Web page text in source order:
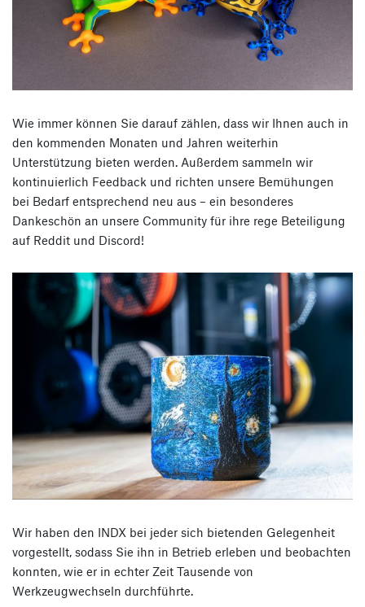
Wie immer können Sie darauf zählen, dass wir Ihnen auch in
den kommenden Monaten und Jahren weiterhin
Unterstützung bieten werden. Außerdem sammeln wir
kontinuierlich Feedback und richten unsere Bemühungen
bei Bedarf entsprechend neu aus – ein besonderes
Dankeschön an unsere Community für ihre rege Beteiligung
auf Reddit und Discord!
Wir haben den INDX bei jeder sich bietenden Gelegenheit
vorgestellt, sodass Sie ihn in Betrieb erleben und beobachten
konnten, wie er in echter Zeit Tausende von
Werkzeugwechseln durchführte.